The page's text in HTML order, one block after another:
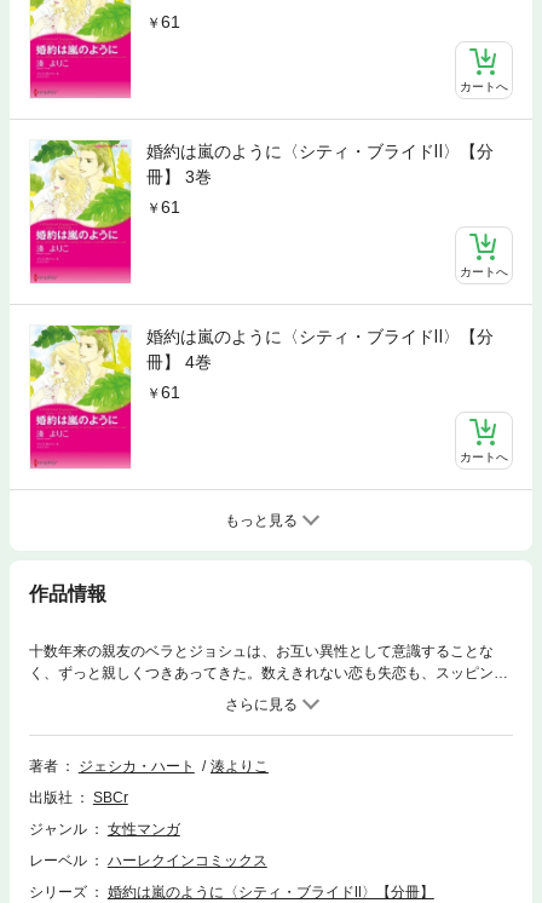
61
カートへ
婚約は嵐のように〈シティ・ブライドⅡ〉【分
冊】 3巻
61
カートへ
婚約は嵐のように〈シティ・ブライドⅡ〉【分
冊】 4巻
61
カートへ
もっと見る
作品情報
十数年来の親友のベラとジョシュは、お互い異性として意識することな
く、ずっと親しくつきあってきた。数えきれない恋も失恋も、スッピンさ
え彼には知られている。ところが、ずっとこのまま続くと信じていたふた
りの関係に終止符が打たれるときがきた。「結婚することにしたよ」――
ジョシュのその言葉にベラは凍りつき、今さらながら自覚する。彼を男性
として愛していることを。せめて友達としてそばにいられるよう、ベラは
著者 ジェシカ・ハート
湊よりこ
出版社
SBCr
ジャンル
女性マンガ
レーベル
ハーレクインコミックス
シリーズ
婚約は嵐のように〈シティ・ブライドⅡ〉【分冊】